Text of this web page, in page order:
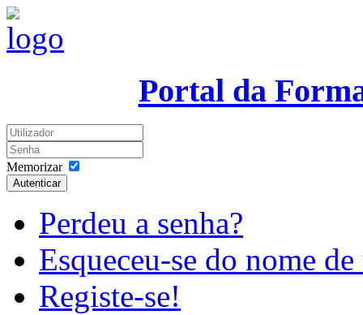
Portal da
Memorizar
Autenticar
Perdeu a senha?
Esqueceu-se do nome
Registe-se!